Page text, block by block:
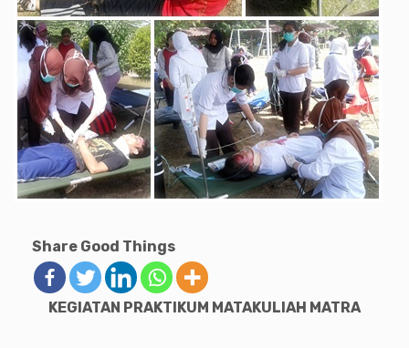
Share Good Things
KEGIATAN PRAKTIKUM MATAKULIAH MATRA